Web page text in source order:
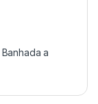
Banhada a